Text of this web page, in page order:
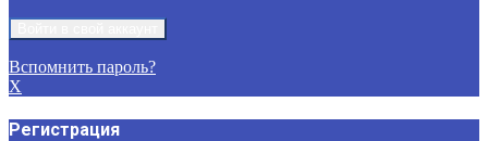
Вспомнить пароль?
X
Регистрация